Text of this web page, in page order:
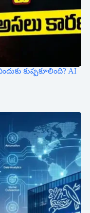
కుప్పకూలింది? AI